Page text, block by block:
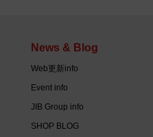
News & Blog
Web更新info
Event info
JIB Group info
SHOP BLOG